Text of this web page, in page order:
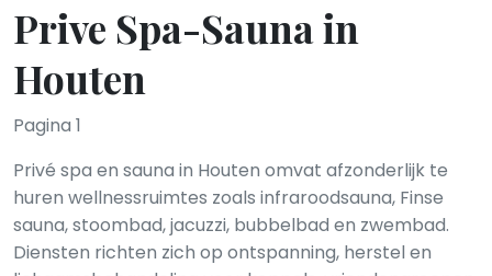
Prive Spa-Sauna in
Houten
Pagina 1
Privé spa en sauna in Houten omvat afzonderlijk te
huren wellnessruimtes zoals infraroodsauna, Finse
sauna, stoombad, jacuzzi, bubbelbad en zwembad.
Diensten richten zich op ontspanning, herstel en